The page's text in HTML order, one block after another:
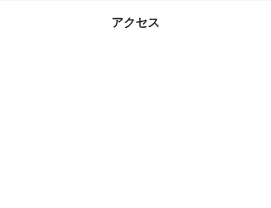
アクセス